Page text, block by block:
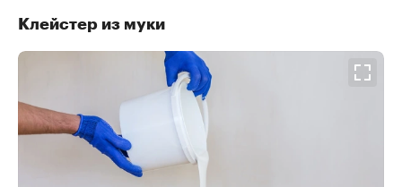
Клейстер из муки